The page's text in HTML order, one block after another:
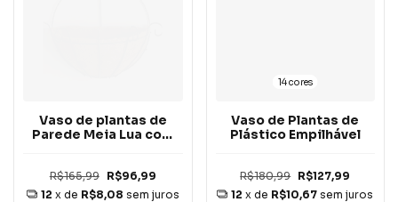
Vaso de plantas de
Parede Meia Lua com
R$165,99
R$96,99
12 x de R$8,08 sem juros
14 cores
Vaso de Plantas de
Plástico Empilhável
R$180,99 R$127,99
12 x de R$10,67 sem juros